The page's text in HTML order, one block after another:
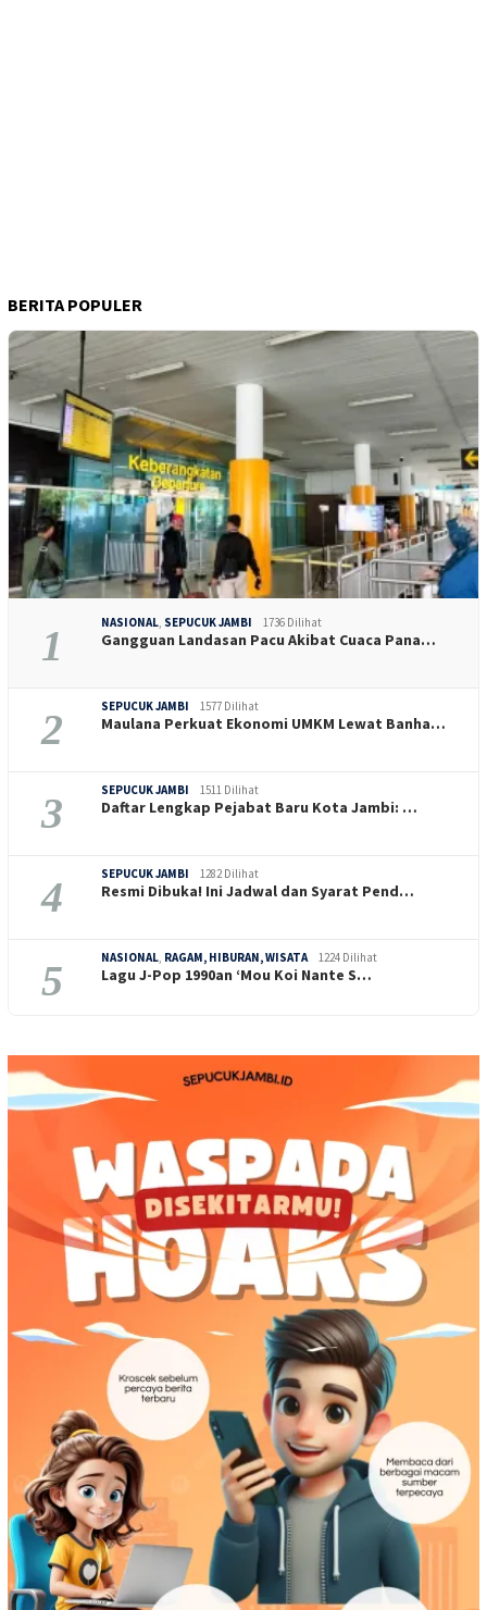
BERITA POPULER
1 NASIONAL, SEPUCUK JAMBI 1736 Dilihat
Gangguan Landasan Pacu Akibat Cuaca Pana…
2 SEPUCUK JAMBI 1577 Dilihat
Maulana Perkuat Ekonomi UMKM Lewat Banha…
3 SEPUCUK JAMBI 1511 Dilihat
Daftar Lengkap Pejabat Baru Kota Jambi: …
4 SEPUCUK JAMBI 1282 Dilihat
Resmi Dibuka! Ini Jadwal dan Syarat Pend…
5 NASIONAL, RAGAM, HIBURAN, WISATA 1224 Dilihat
Lagu J-Pop 1990an ‘Mou Koi Nante S…